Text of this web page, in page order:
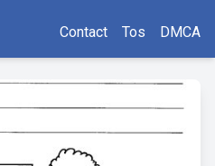
Contact Tos DMCA